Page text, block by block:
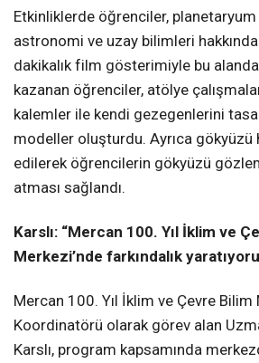
Etkinliklerde öğrenciler,
astronomi ve uzay bilimleri
dakikalık film gösterimiyle bu alanda
kazanan öğrenciler, atölye
kalemler ile kendi gezegenlerini
modeller oluşturdu. Ayrıca gökyüzü
edilerek öğrencilerin gökyüzü
atması sağlandı.
Karslı: “Mercan 100. Yıl İklim ve
Merkezi’nde farkındalık
Mercan 100. Yıl İklim ve Çevre Bilim
Koordinatörü olarak görev alan
Karslı, program kapsamında